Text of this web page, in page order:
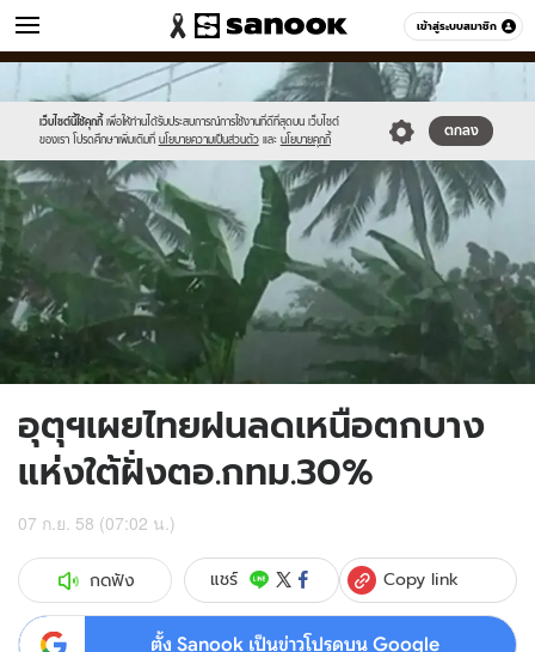
เข้าสู่ระบบสมาชิก
ข่าว หมวดอื่นๆ
เว็บไซต์นี้ใช้คุกกี้ เพื่อให้ท่านได้รับประสบการณ์การใช้งานที่ดีที่สุดบน เว็บไซต์
ของเรา โปรดศึกษาเพิ่มเติมที่ นโยบายความเป็นส่วนตัว และ นโยบายคุกกี้
ตกลง
//s.isanook.com/sr/0/images/logo-
new-
sanook.png
//s.isanook.com/ns/0/ud/372/1860970/644132-
02.jpg
อุตุฯเผยไทยฝนลดเหนือตกบาง
แห่งใต้ฝั่งตอ.กทม.30%
07 ก.ย. 58 (07:02 น.)
กดฟัง แชร์ Copy link
ตั้ง Sanook เป็นข่าวโปรดบน Google